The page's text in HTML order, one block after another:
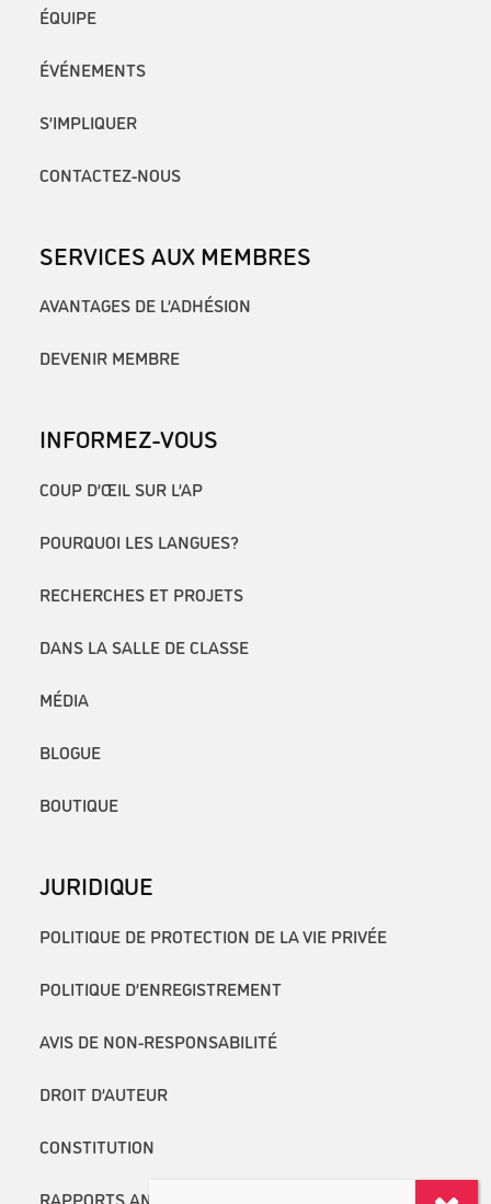
ÉQUIPE
ÉVÉNEMENTS
S’IMPLIQUER
CONTACTEZ-NOUS
SERVICES AUX MEMBRES
AVANTAGES DE L’ADHÉSION
DEVENIR MEMBRE
INFORMEZ-VOUS
COUP D’ŒIL SUR L’AP
POURQUOI LES LANGUES?
RECHERCHES ET PROJETS
DANS LA SALLE DE CLASSE
MÉDIA
BLOGUE
BOUTIQUE
JURIDIQUE
POLITIQUE DE PROTECTION DE LA VIE PRIVÉE
POLITIQUE D’ENREGISTREMENT
AVIS DE NON-RESPONSABILITÉ
DROIT D’AUTEUR
CONSTITUTION
RAPPORTS ANNUELS